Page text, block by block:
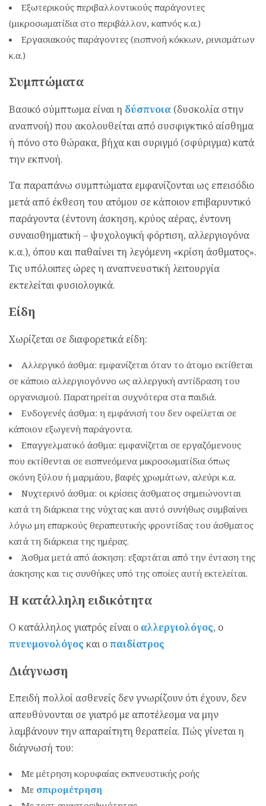
Εξωτερικούς περιβαλλοντικούς παράγοντες
(μικροσωματίδια στο περιβάλλον, καπνός κ.α.)
Εργασιακούς παράγοντες (εισπνοή κόκκων, ρινισμάτων
κ.α.)
Συμπτώματα
Βασικό σύμπτωμα είναι η δύσπνοια (δυσκολία στην
αναπνοή) που ακολουθείται από συσφιγκτικό αίσθημα
ή πόνο στο θώρακα, βήχα και συριγμό (σφύριγμα) κατά
την εκπνοή.
Τα παραπάνω συμπτώματα εμφανίζονται ως επεισόδιο
μετά από έκθεση του ατόμου σε κάποιον επιβαρυντικό
παράγοντα (έντονη άσκηση, κρύος αέρας, έντονη
συναισθηματική – ψυχολογική φόρτιση, αλλεργιογόνα
κ.α.), όπου και παθαίνει τη λεγόμενη «κρίση άσθματος».
Τις υπόλοιπες ώρες η αναπνευστική λειτουργία
εκτελείται φυσιολογικά.
Είδη
Χωρίζεται σε διαφορετικά είδη:
Αλλεργικό άσθμα: εμφανίζεται όταν το άτομο εκτίθεται
σε κάποιο αλλεργιογόννο ως αλλεργική αντίδραση του
οργανισμού. Παρατηρείται συχνότερα στα παιδιά.
Ενδογενές άσθμα: η εμφάνισή του δεν οφείλεται σε
κάποιον εξωγενή παράγοντα.
Επαγγελματικό άσθμα: εμφανίζεται σε εργαζόμενους
που εκτίθενται σε εισπνεόμενα μικροσωματίδια όπως
σκόνη ξύλου ή μαρμάου, βαφές χρωμάτων, αλεύρι κ.α.
Νυχτερινό άσθμα: οι κρίσεις άσθματος σημειώνονται
κατά τη διάρκεια της νύχτας και αυτό συνήθως συμβαίνει
λόγω μη επαρκούς θεραπευτικής φροντίδας του άσθματος
κατά τη διάρκεια της ημέρας.
Άσθμα μετά από άσκηση: εξαρτάται από την ένταση της
άσκησης και τις συνθήκες υπό της οποίες αυτή εκτελείται.
Η κατάλληλη ειδικότητα
Ο κατάλληλος γιατρός είναι ο αλλεργιολόγος, ο
πνευμονολόγος και οπαιδίατρος
Διάγνωση
Επειδή πολλοί ασθενείς δεν γνωρίζουν ότι έχουν, δεν
απευθύνονται σε γιατρό με αποτέλεσμα να μην
λαμβάνουν την απαραίτητη θεραπεία. Πώς γίνεται η
διάγνωσή του:
Με μέτρηση κορυφαίας εκπνευστικής ροής
Με σπιρομέτρηση